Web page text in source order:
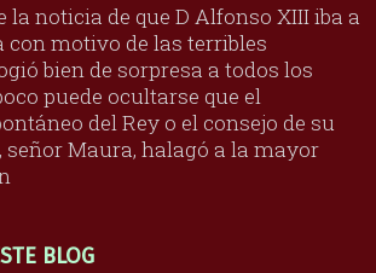
la noticia de que D Alfonso XIII iba a
con motivo de las terribles
bien de sorpresa a todos los
puede ocultarse que el
del Rey o el consejo de su
Maura, halagó a la mayor
BLOG